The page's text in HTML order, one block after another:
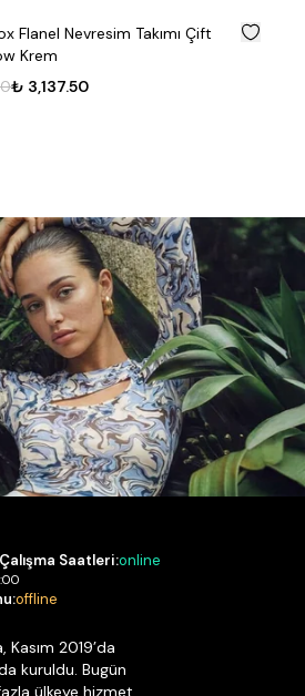
50
Flanel Nevresim Takımı Çift
Kahve
₺ 3,137.50
Saatleri:online
offline
Kasım 2019’da
kuruldu. Bugün
ülkeye hizmet